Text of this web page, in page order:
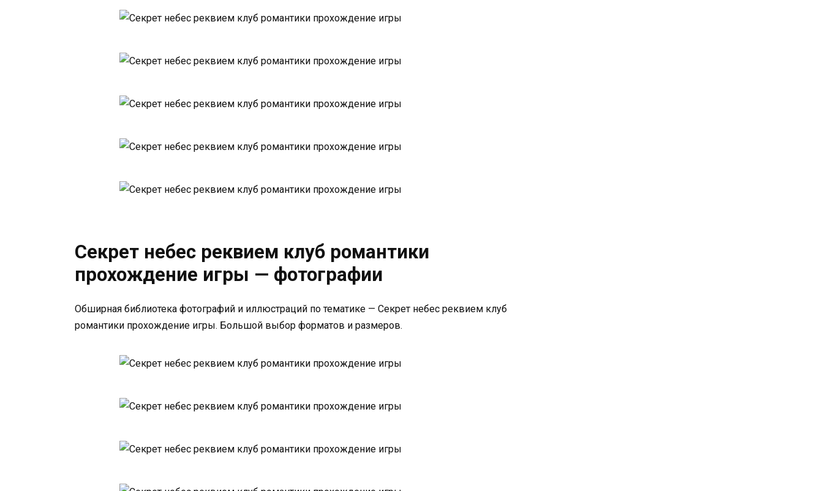
Секрет небес реквием клуб романтики
прохождение игры — фотографии
Обширная библиотека фотографий и иллюстраций по тематике — Секрет небес реквием клуб
романтики прохождение игры. Большой выбор форматов и размеров.